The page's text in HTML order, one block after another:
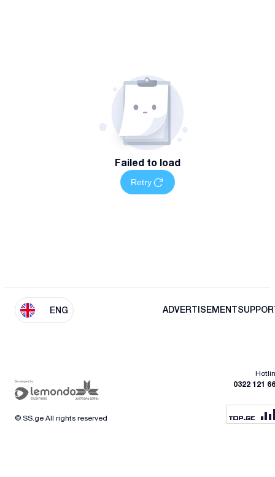
Failed to load
Retry
ENG ADVERTISEMENT
0322 121
© SS.ge All rights reserved